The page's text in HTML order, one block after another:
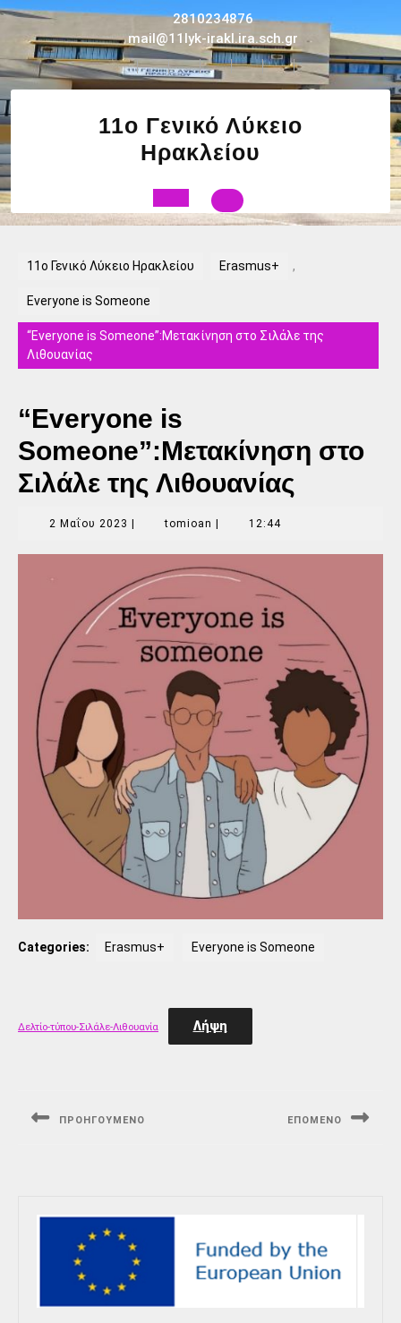
Skip
content
2810234876
mail@11lyk-irakl.ira.sch.gr
11ο Γενικό Λύκειο
Ηρακλείου
Open
Button
11ο Γενικό Λύκειο Ηρακλείου Erasmus+ ,
Everyone is Someone
“Everyone is Someone”:Μετακίνηση στο Σιλάλε της
Λιθουανίας
“Everyone is
Someone”:Μετακίνηση στο
Σιλάλε της Λιθουανίας
2 Μαΐου 2023 2
2023
tomioan tomioan12:44
Categories: Erasmus+ Everyone is Someone
Δελτίο-τύπου-Σιλάλε-Λιθουανία Λήψη
ΠΡΟΗΓΟΎΜΕΝΟ ΕΠΟΜΈΝΟ